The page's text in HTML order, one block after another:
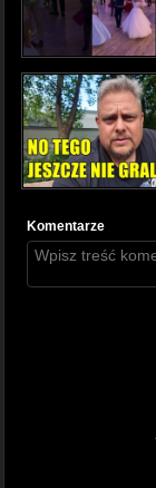
Komentarze